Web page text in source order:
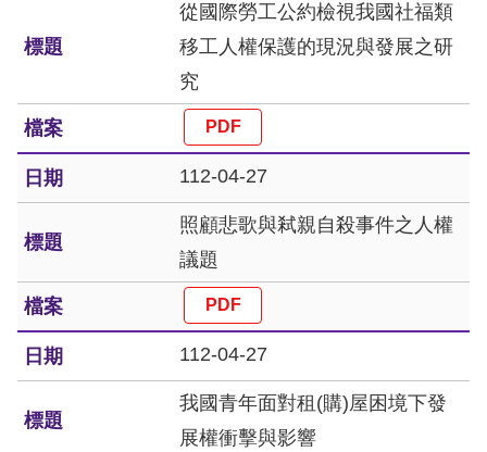
選
擇
語
言
兒少版
回
首
頁
網
從國際勞工公約檢視我國社福類
移工人權保護的現況與發展之研
究
112-04-27
照顧悲歌與弒親自殺事件之人權
議題
112-04-27
我國青年面對租(購)屋困境下發
展權衝擊與影響